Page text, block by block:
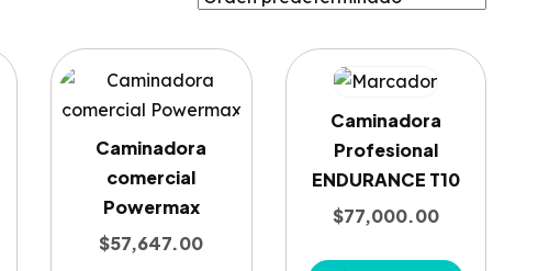
Caminadora
comercial
Powermax
$57,647.00
Caminadora
Profesional
ENDURANCE T10
$77,000.00